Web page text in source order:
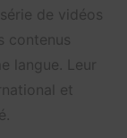
de vidéos
contenus
langue. Leur
et